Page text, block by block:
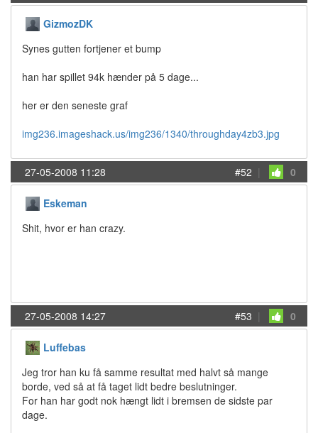
GizmozDK
Synes gutten fortjener et bump
han har spillet 94k hænder på 5 dage...
her er den seneste graf
img236.imageshack.us/img236/1340/throughday4zb3.jpg
27-05-2008 11:28 #52 | 0
Eskeman
Shit, hvor er han crazy.
27-05-2008 14:27 #53 | 0
Luffebas
Jeg tror han ku få samme resultat med halvt så mange
borde, ved så at få taget lidt bedre beslutninger.
For han har godt nok hængt lidt i bremsen de sidste par
dage.